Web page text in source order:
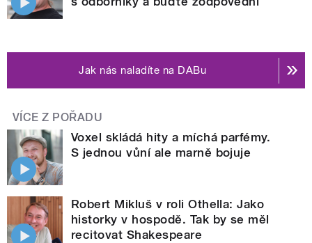
Jak nás naladíte na DABu
VÍCE Z POŘADU
Voxel skládá hity a míchá parfémy.
S jednou vůní ale marně bojuje
Robert Mikluš v roli Othella: Jako
historky v hospodě. Tak by se měl
recitovat Shakespeare